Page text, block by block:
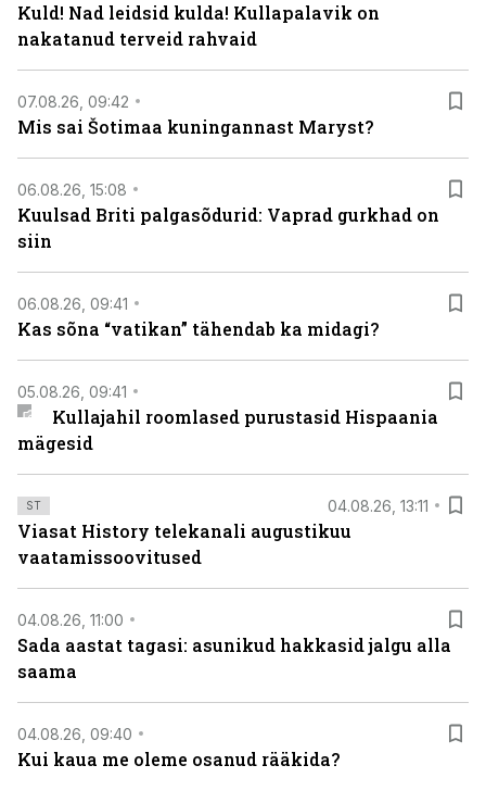
Kuld! Nad leidsid kulda! Kullapalavik on
nakatanud terveid rahvaid
07.08.26, 09:42
Mis sai Šotimaa kuningannast Maryst?
06.08.26, 15:08
Kuulsad Briti palgasõdurid: Vaprad gurkhad on
siin
06.08.26, 09:41
Kas sõna “vatikan” tähendab ka midagi?
05.08.26, 09:41
Kullajahil roomlased purustasid Hispaania
mägesid
ST 04.08.26, 13:11
Viasat History telekanali augustikuu
vaatamissoovitused
04.08.26, 11:00
Sada aastat tagasi: asunikud hakkasid jalgu alla
saama
04.08.26, 09:40
Kui kaua me oleme osanud rääkida?